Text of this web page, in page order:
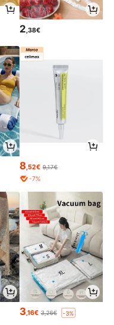
2,38€
8,52€ 9,17€
-7%
3,16€ 3,26€ -3%